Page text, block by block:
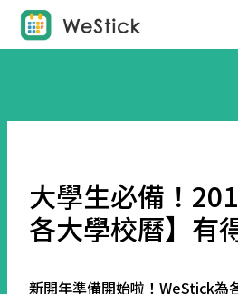
大學生必備！
各大學校曆】有
新開年準備開始啦！WeStick為